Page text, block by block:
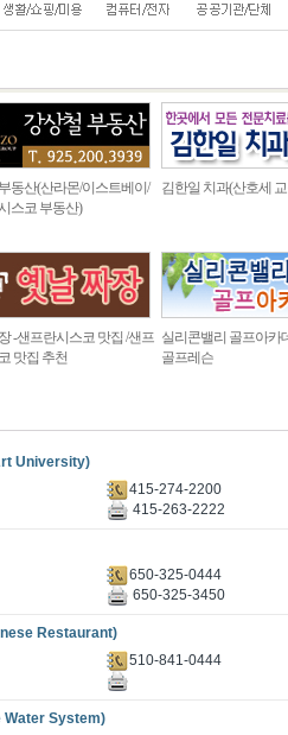
동산(산라몬/이스트베이/
스코 부동산)
김한일 치과(산호세
-샌프란시스코 맛집 /샌프
맛집 추천
실리콘밸리 골프아카
골프레슨
University)
415-274-2200
415-263-2222
650-325-0444
650-325-3450
Restaurant)
510-841-0444
Water System)